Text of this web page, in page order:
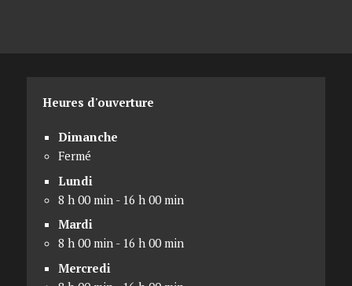
Heures d'ouverture
Dimanche
Fermé
Lundi
8 h 00 min - 16 h 00 min
Mardi
8 h 00 min - 16 h 00 min
Mercredi